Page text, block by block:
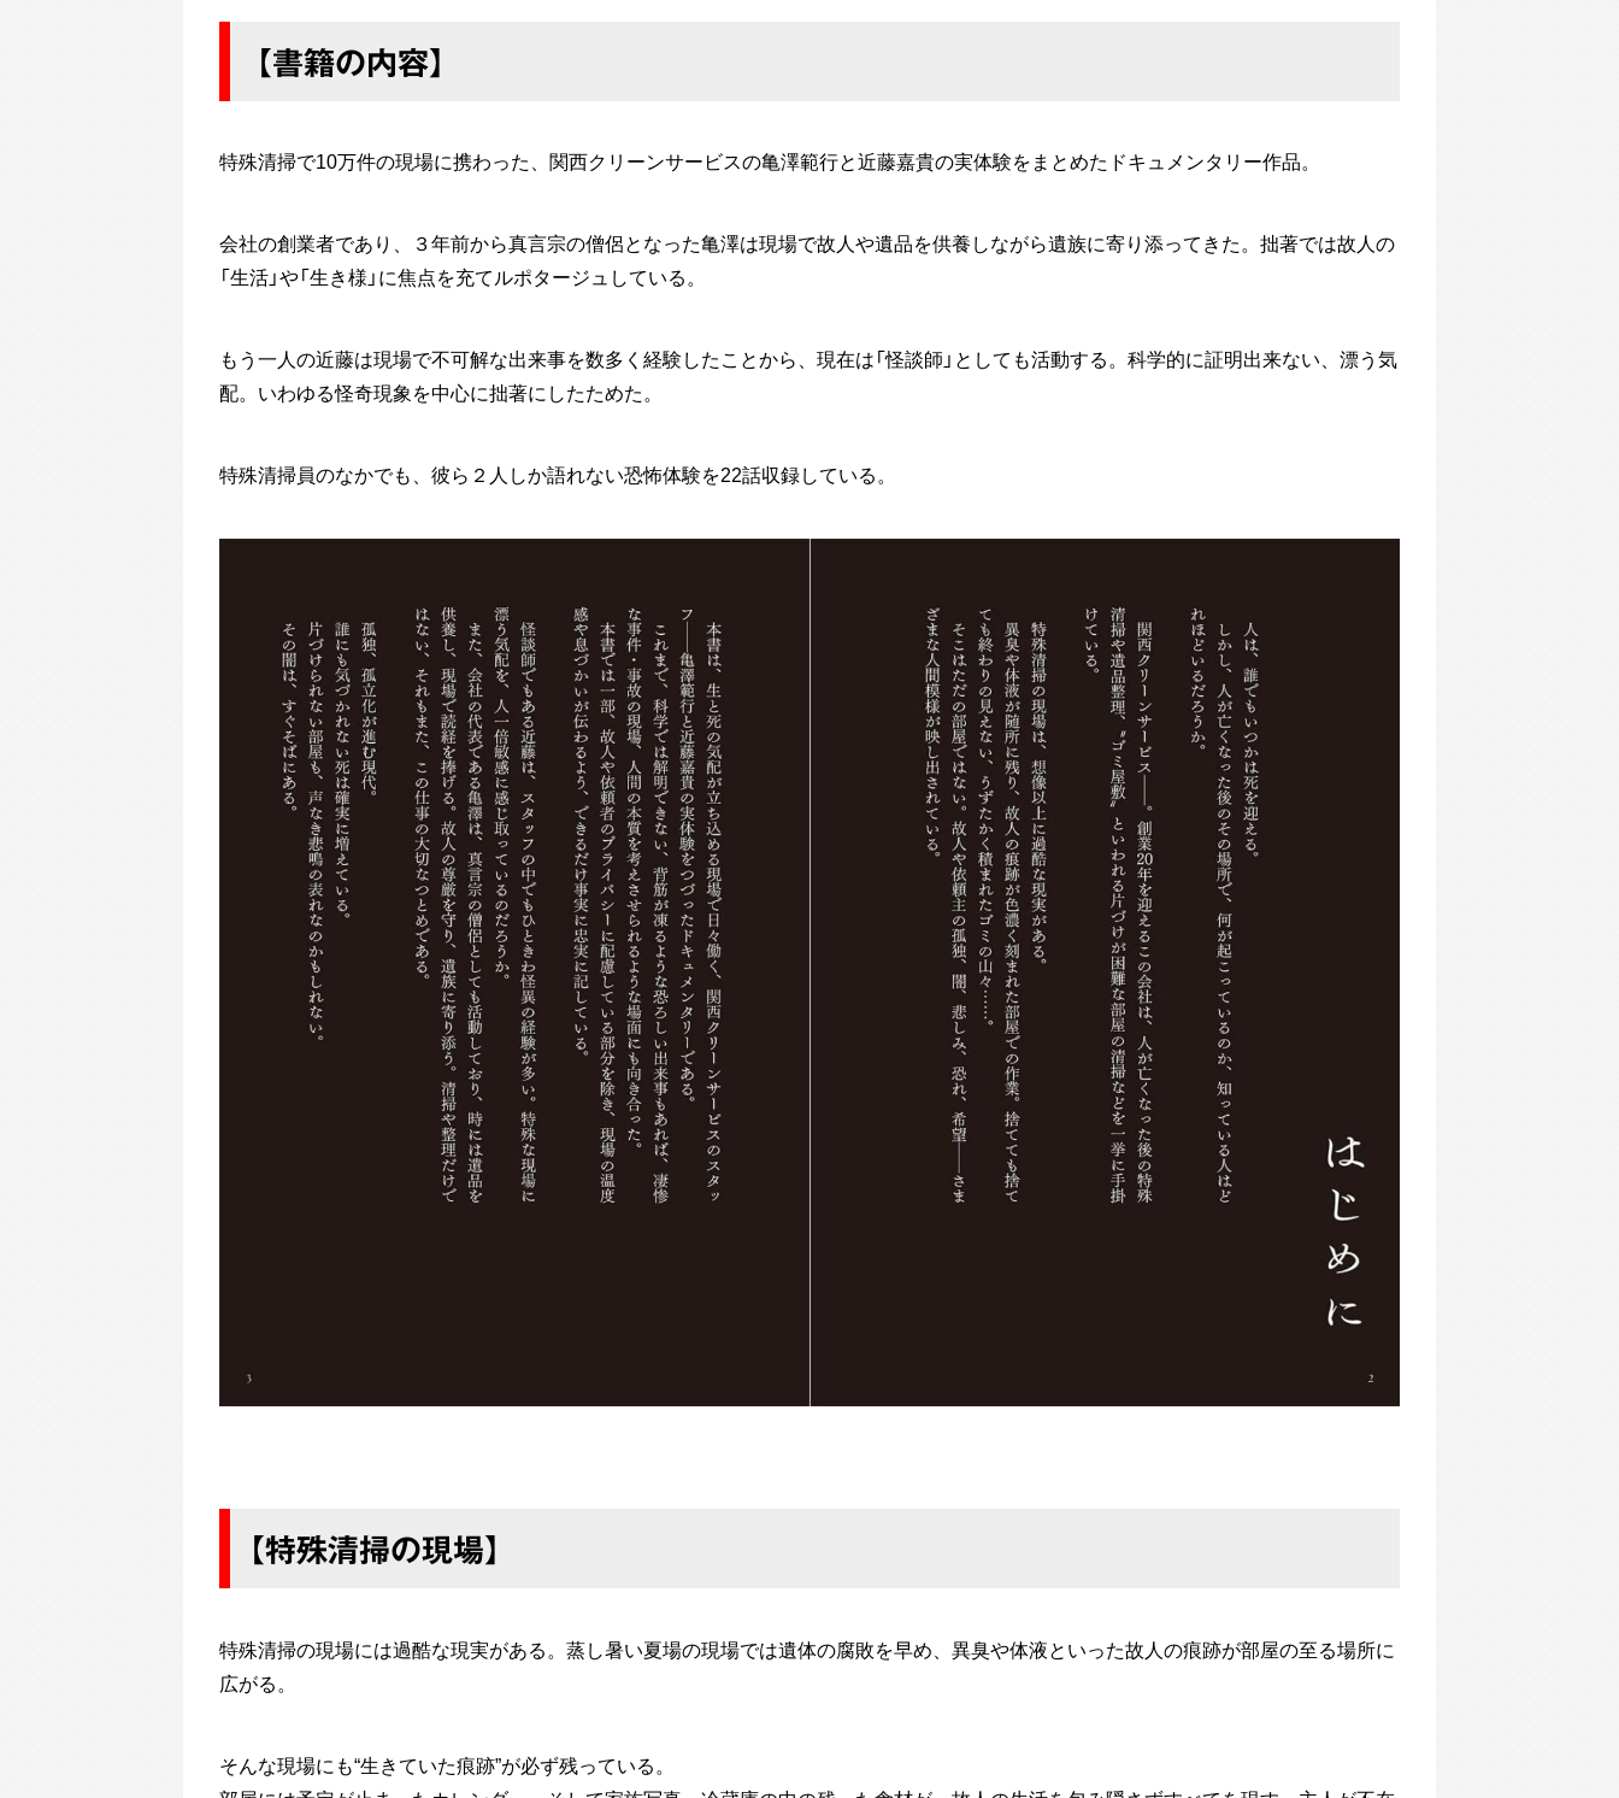
【書籍の内容】
特殊清掃で10万件の現場に携わった、関西クリーンサービスの亀澤範行と近藤嘉貴の実体験をまとめたドキュメンタリー作品。
会社の創業者であり、３年前から真言宗の僧侶となった亀澤は現場で故人や遺品を供養しながら遺族に寄り添ってきた。拙著では故人の
「生活」や「生き様」に焦点を充てルポタージュしている。
もう一人の近藤は現場で不可解な出来事を数多く経験したことから、現在は「怪談師」としても活動する。科学的に証明出来ない、漂う気
配。いわゆる怪奇現象を中心に拙著にしたためた。
特殊清掃員のなかでも、彼ら２人しか語れない恐怖体験を22話収録している。
【特殊清掃の現場】
特殊清掃の現場には過酷な現実がある。蒸し暑い夏場の現場では遺体の腐敗を早め、異臭や体液といった故人の痕跡が部屋の至る場所に
広がる。
そんな現場にも“生きていた痕跡”が必ず残っている。